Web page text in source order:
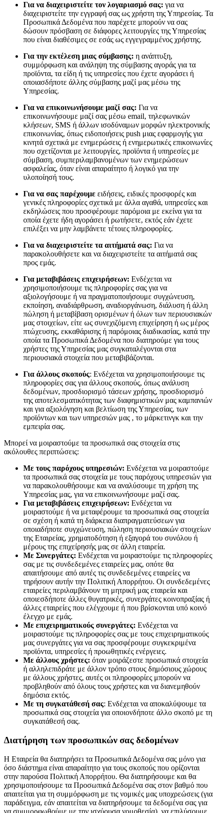
Για να διαχειριστείτε τον λογαριασμό σας: για να
διαχειριστείτε την εγγραφή σας ως χρήστη της Υπηρεσίας. Τα
Προσωπικά Δεδομένα που παρέχετε μπορούν να σας
δώσουν πρόσβαση σε διάφορες λειτουργίες της Υπηρεσίας
που είναι διαθέσιμες σε εσάς ως εγγεγραμμένος χρήστης.
Για την εκτέλεση μιας σύμβασης: η ανάπτυξη,
συμμόρφωση και ανάληψη της σύμβασης αγοράς για τα
προϊόντα, τα είδη ή τις υπηρεσίες που έχετε αγοράσει ή
οποιασδήποτε άλλης σύμβασης μαζί μας μέσω της
Υπηρεσίας.
Για να επικοινωνήσουμε μαζί σας: Για να
επικοινωνήσουμε μαζί σας μέσω email, τηλεφωνικών
κλήσεων, SMS ή άλλων ισοδύναμων μορφών ηλεκτρονικής
επικοινωνίας, όπως ειδοποιήσεις push μιας εφαρμογής για
κινητά σχετικά με ενημερώσεις ή ενημερωτικές επικοινωνίες
που σχετίζονται με λειτουργίες, προϊόντα ή υπηρεσίες με
σύμβαση, συμπεριλαμβανομένων των ενημερώσεων
ασφαλείας, όταν είναι απαραίτητο ή λογικό για την
υλοποίησή τους.
Για να σας παρέχουμε ειδήσεις, ειδικές προσφορές και
γενικές πληροφορίες σχετικά με άλλα αγαθά, υπηρεσίες και
εκδηλώσεις που προσφέρουμε παρόμοια με εκείνα για τα
οποία έχετε ήδη αγοράσει ή ρωτήσετε, εκτός εάν έχετε
επιλέξει να μην λαμβάνετε τέτοιες πληροφορίες.
Για να διαχειριστείτε τα αιτήματά σας: Για να
παρακολουθήσετε και να διαχειριστείτε τα αιτήματά σας
προς εμάς.
Για μεταβιβάσεις επιχειρήσεων: Ενδέχεται να
χρησιμοποιήσουμε τις πληροφορίες σας για να
αξιολογήσουμε ή να πραγματοποιήσουμε συγχώνευση,
εκποίηση, αναδιάρθρωση, αναδιοργάνωση, διάλυση ή άλλη
πώληση ή μεταβίβαση ορισμένων ή όλων των περιουσιακών
μας στοιχείων, είτε ως συνεχιζόμενη επιχείρηση ή ως μέρος
πτώχευσης, εκκαθάρισης ή παρόμοιας διαδικασίας, κατά την
οποία τα Προσωπικά Δεδομένα που διατηρούμε για τους
χρήστες της Υπηρεσίας μας συγκαταλέγονται στα
περιουσιακά στοιχεία που μεταβιβάζονται.
Για άλλους σκοπούς: Ενδέχεται να χρησιμοποιήσουμε τις
πληροφορίες σας για άλλους σκοπούς, όπως ανάλυση
δεδομένων, προσδιορισμό τάσεων χρήσης, προσδιορισμό
της αποτελεσματικότητας των διαφημιστικών μας καμπανιών
και για αξιολόγηση και βελτίωση της Υπηρεσίας, των
προϊόντων και των υπηρεσιών μας , το μάρκετινγκ και την
εμπειρία σας.
Μπορεί να μοιραστούμε τα προσωπικά σας στοιχεία στις
ακόλουθες περιπτώσεις:
Με τους παρόχους υπηρεσιών: Ενδέχεται να μοιραστούμε
τα προσωπικά σας στοιχεία με τους παρόχους υπηρεσιών για
να παρακολουθήσουμε και να αναλύσουμε τη χρήση της
Υπηρεσίας μας, για να επικοινωνήσουμε μαζί σας.
Για μεταβιβάσεις επιχειρήσεων: Ενδέχεται να
μοιραστούμε ή να μεταφέρουμε τα προσωπικά σας στοιχεία
σε σχέση ή κατά τη διάρκεια διαπραγματεύσεων για
οποιαδήποτε συγχώνευση, πώληση περιουσιακών στοιχείων
της Εταιρείας, χρηματοδότηση ή εξαγορά του συνόλου ή
μέρους της επιχείρησής μας σε άλλη εταιρεία.
Με Συνεργάτες: Ενδέχεται να μοιραστούμε τις πληροφορίες
σας με τις συνδεδεμένες εταιρείες μας, οπότε θα
απαιτήσουμε από αυτές τις συνδεδεμένες εταιρείες να
τηρήσουν αυτήν την Πολιτική Απορρήτου. Οι συνδεδεμένες
εταιρείες περιλαμβάνουν τη μητρική μας εταιρεία και
οποιεσδήποτε άλλες θυγατρικές, συνεργάτες κοινοπραξίας ή
άλλες εταιρείες που ελέγχουμε ή που βρίσκονται υπό κοινό
έλεγχο με εμάς.
Με επιχειρηματικούς συνεργάτες: Ενδέχεται να
μοιραστούμε τις πληροφορίες σας με τους επιχειρηματικούς
μας συνεργάτες για να σας προσφέρουμε συγκεκριμένα
προϊόντα, υπηρεσίες ή προωθητικές ενέργειες.
Με άλλους χρήστες: όταν μοιράζεστε προσωπικά στοιχεία
ή αλληλεπιδράτε με άλλον τρόπο στους δημόσιους χώρους
με άλλους χρήστες, αυτές οι πληροφορίες μπορούν να
προβληθούν από όλους τους χρήστες και να διανεμηθούν
δημόσια εκτός.
Με τη συγκατάθεσή σας: Ενδέχεται να αποκαλύψουμε τα
προσωπικά σας στοιχεία για οποιονδήποτε άλλο σκοπό με τη
συγκατάθεσή σας.
Διατήρηση των προσωπικών σας δεδομένων
Η Εταιρεία θα διατηρήσει τα Προσωπικά Δεδομένα σας μόνο για
όσο διάστημα είναι απαραίτητο για τους σκοπούς που ορίζονται
στην παρούσα Πολιτική Απορρήτου. Θα διατηρήσουμε και θα
χρησιμοποιήσουμε τα Προσωπικά Δεδομένα σας στον βαθμό που
απαιτείται για τη συμμόρφωση με τις νομικές μας υποχρεώσεις (για
παράδειγμα, εάν απαιτείται να διατηρήσουμε τα δεδομένα σας για
να συμμορφωθούμε με την ισχύουσα νομοθεσία), να επιλύσουμε